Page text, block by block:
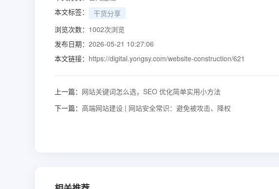
本文标签：
干货分享
浏览次数： 1002次浏览
发布日期： 2026-05-21 10:27:06
本文链接： https://digital.yongsy.com/website-construction/621
上一篇： 网站关键词怎么选，SEO 优化简单实用小方法
下一篇： 高端网站建设 | 网站安全常识：避免被攻击、降权